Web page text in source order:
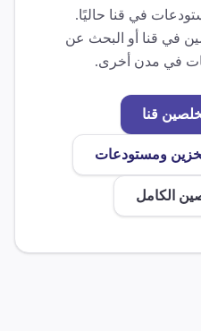
في قنا حاليًا.
في قنا أو البحث عن
في مدن أخرى.
قنا
ومستودعات
الكامل